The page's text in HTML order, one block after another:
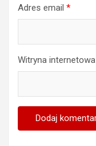
Adres email *
Witryna internetowa